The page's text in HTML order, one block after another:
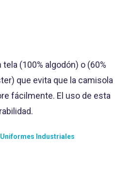
(100% algodón) o (60%
que evita que la camisola
fácilmente. El uso de esta
Uniformes Industriales